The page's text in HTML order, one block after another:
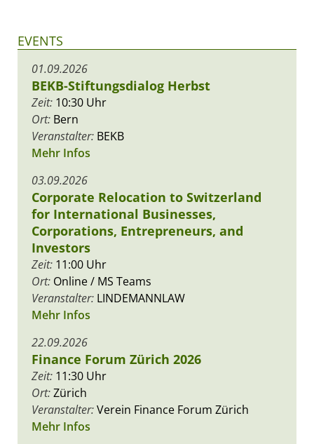
EVENTS
01.09.2026
BEKB-Stiftungsdialog Herbst
Zeit: 10:30 Uhr
Ort: Bern
Veranstalter: BEKB
Mehr Infos
03.09.2026
Corporate Relocation to Switzerland
for International Businesses,
Corporations, Entrepreneurs, and
Investors
Zeit: 11:00 Uhr
Ort: Online / MS Teams
Veranstalter: LINDEMANNLAW
Mehr Infos
22.09.2026
Finance Forum Zürich 2026
Zeit: 11:30 Uhr
Ort:Zürich
Veranstalter:Verein Finance Forum Zürich
Mehr Infos